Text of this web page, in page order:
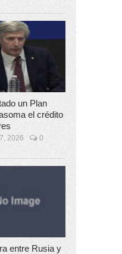
un Plan
el crédito
2026 0
entre Rusia y